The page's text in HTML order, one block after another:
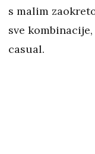
s malim
sve
casual.